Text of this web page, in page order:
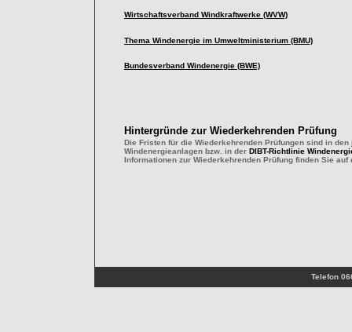
Wirtschaftsverband Wind kraftwerke (WVW)
Thema Windenergie im Umweltministerium (BMU)
Bundesverband Windenergie (BWE)
Hintergründe zur Wiederkehrenden Prüfung
Die Fristen für die Wiederkehrenden Prüfungen sind in
Windenergieanlagen bzw. in der DIBT-Richtlinie
Informationen zur Wiederkehrenden Prüfung finden Sie
Telefon